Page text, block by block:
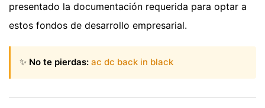
presentado la documentación requerida para optar a
estos fondos de desarrollo empresarial.
✨ No te pierdas: ac dc back in black